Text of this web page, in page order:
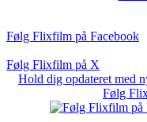
Følg Flixfilm på Facebook
Følg Flixfilm på X
Hold dig opdateret med
Følg